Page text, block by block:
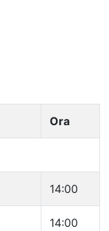
Ora
14:00
14:00